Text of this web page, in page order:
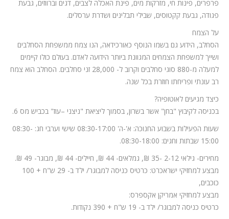
פרפרים, פינות חי, מזרקות מים, פינת האכלה לצבים, דגים וברווזים, גבעת
פגודה, גבעת קקטוסים, שבילי תבלינים ושדרת ערסלים.
על הצמח
הסחלב, הידוע גם בשמו הנוסף כאורכידאה, הנו צמח ממשפחת הסחלבים
ושייך למשפחת הצמחים המגוונת ביותר הידועה לאדם. בעולם כולו קיימים
למעלה מ-880 סוגי סחלבים וקרוב ל- 28,000 זני סחלבים. הסחלב הוא צמח
רב עונתי ופריחתו חוזרת בכל שנה.
כיצד מגיעים לאוטופיה?
בכניסה לקיבוץ "בחן" אשר בשרון, בסמוך ליציאת "ניצני –עוז" בכביש מס 6.
שעות הפעילות בשבוע החנוכה: א'-ה' 08:30-17:00 שישי וערבי חג: 08:30-
15:00 שבתות וחגים: 08:30-18:00.
מחירים- גילאי 2-12 -35 ₪, גמלאים- 44 ₪, חיילים- 44 ₪, מבוגר- 49 ₪.
מבצע למחזיקי ישראכרט: כרטיס כניסה למבוגר/ ילד ב- 29 ש"ח + 100
כוכבים,
מבצע למחזיקי אמריקן אקספרס:
כרטיס כניסה למבוגר/ ילד ב- 19 ש"ח + 390 נקודות.